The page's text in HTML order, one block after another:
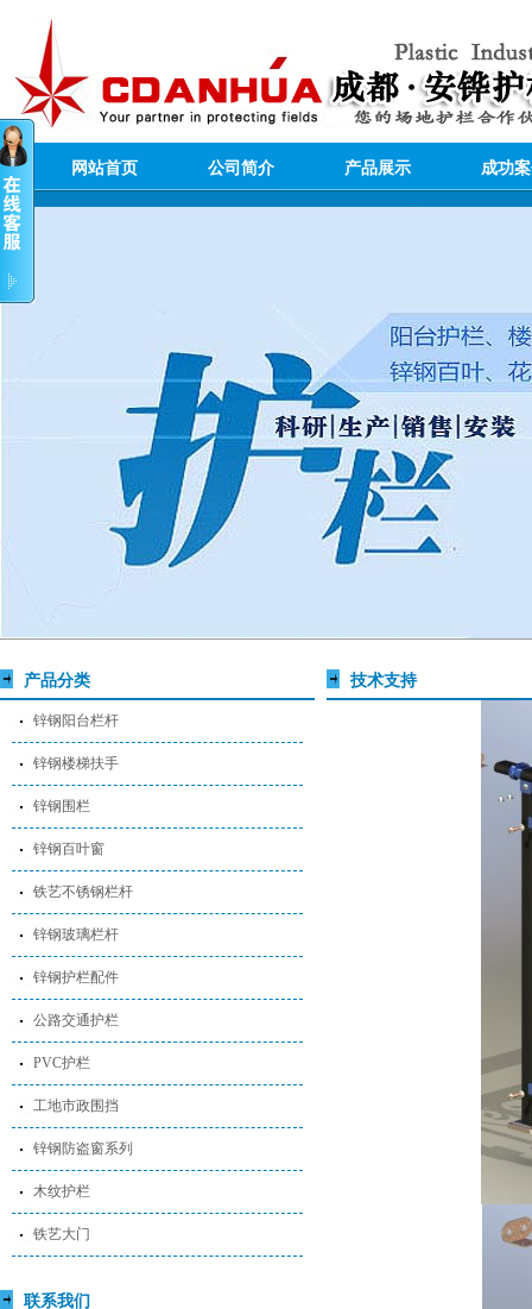
网站首页 公司简介 产品展示 成功
产品分类
锌钢阳台栏杆
锌钢楼梯扶手
锌钢围栏
锌钢百叶窗
铁艺不锈钢栏杆
锌钢玻璃栏杆
锌钢护栏配件
公路交通护栏
PVC护栏
工地市政围挡
锌钢防盗窗系列
木纹护栏
铁艺大门
联系我们
技术支持